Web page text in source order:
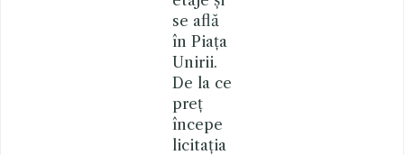
se află
în Piața
Unirii.
De la ce
preț
începe
licitația